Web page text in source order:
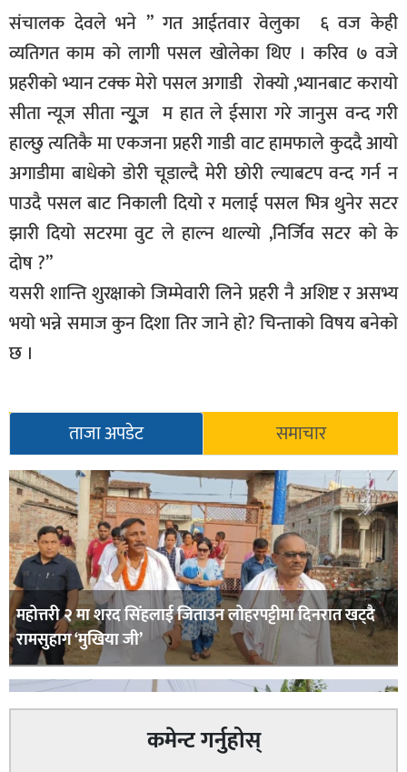
संचालक देवले भने ” गत आईतवार वेलुका ६ वज केही
व्यतिगत काम को लागी पसल खोलेका थिए । करिव ७ वजे
प्रहरीको भ्यान टक्क मेरो पसल अगाडी रोक्यो ,भ्यानबाट करायो
सीता न्यूज सीता न्युूज म हात ले ईसारा गरे जानुस वन्द गरी
हाल्छु त्यतिकै मा एकजना प्रहरी गाडी वाट हामफाले कुददै आयो
अगाडीमा बाधेको डोरी चूडाल्दै मेरी छोरी ल्याबटप वन्द गर्न न
पाउदै पसल बाट निकाली दियो र मलाई पसल भित्र थुनेर सटर
झारी दियो सटरमा वुट ले हाल्न थाल्यो ,निर्जिव सटर को के
दोष ?”
यसरी शान्ति शुरक्षाको जिम्मेवारी लिने प्रहरी नै अशिष्ट र असभ्य
भयो भन्ने समाज कुन दिशा तिर जाने हो? चिन्ताको विषय बनेको
छ ।
ताजा अपडेट समाचार
महोत्तरी २ मा शरद सिंहलाई जिताउन लोहरपट्टीमा दिनरात खट्दै
रामसुहाग ‘मुखिया जी’
कमेन्ट गर्नुहोस्